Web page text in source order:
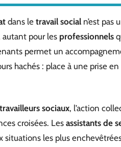
dans le travail social n’est
pour les professionnels
permet un
hachés : place à une prise
travailleurs sociaux, l’action
croisées. Les assistants de
situations les plus